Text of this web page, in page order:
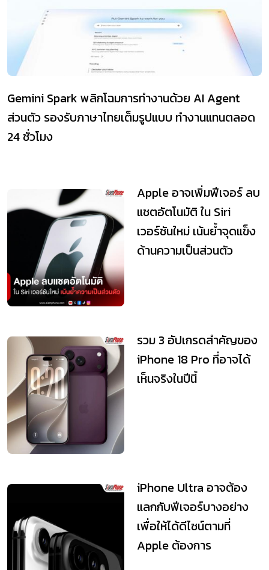
Gemini Spark พลิกโฉมการทำงานด้วย AI Agent
ส่วนตัว รองรับภาษาไทยเต็มรูปแบบ ทำงานแทนตลอด
24 ชั่วโมง
Apple อาจเพิ่มฟีเจอร์ ลบ
แชตอัตโนมัติ ใน Siri
เวอร์ชันใหม่ เน้นย้ำจุดแข็ง
ด้านความเป็นส่วนตัว
รวม 3 อัปเกรดสำคัญของ
iPhone 18 Pro ที่อาจได้
เห็นจริงในปีนี้
iPhone Ultra อาจต้อง
แลกกับฟีเจอร์บางอย่าง
เพื่อให้ได้ดีไซน์ตามที่
Apple ต้องการ